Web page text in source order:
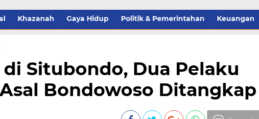
Khazanah Gaya Hidup Politik & Pemerintahan Keuangan
Situbondo, Dua Pelaku
Bondowoso Ditangkap